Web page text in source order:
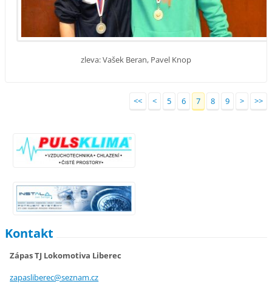
zleva: Vašek Beran, Pavel Knop
<< < 5 6 7 8 9 > >>
Kontakt
Zápas TJ Lokomotiva Liberec
zapasliberec@seznam.cz